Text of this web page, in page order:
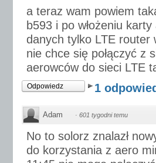
a teraz wam powiem
b593 i po włożeniu
danych tylko LTE router
nie chce się połączyć z
aerowców do sieci LTE
Odpowiedz 1
Adam · 601 tygodni temu
No to solorz znalazł
do korzystania z aero